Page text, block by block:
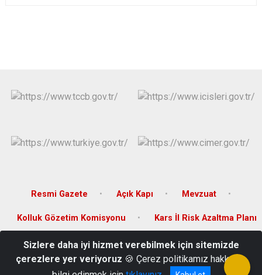
Resmi Gazete Açık Kapı Mevzuat
Kolluk Gözetim Komisyonu Kars İl Risk Azaltma Planı
Hükümet Konağı Kat:2 Digor/KARS
0474 311 20 01
Sizlere daha iyi hizmet verebilmek için sitemizde
çerezlere yer veriyoruz 🍪 Çerez politikamız hakkında